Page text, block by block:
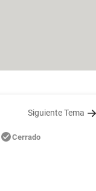
Siguiente Tema
Cerrado